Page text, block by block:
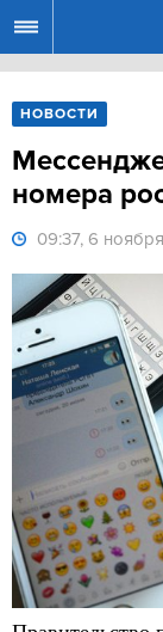
НОВОСТИ
номера
09:37, 6